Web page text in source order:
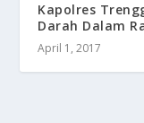
Kapolres
Darah Dalam
April 1, 2017